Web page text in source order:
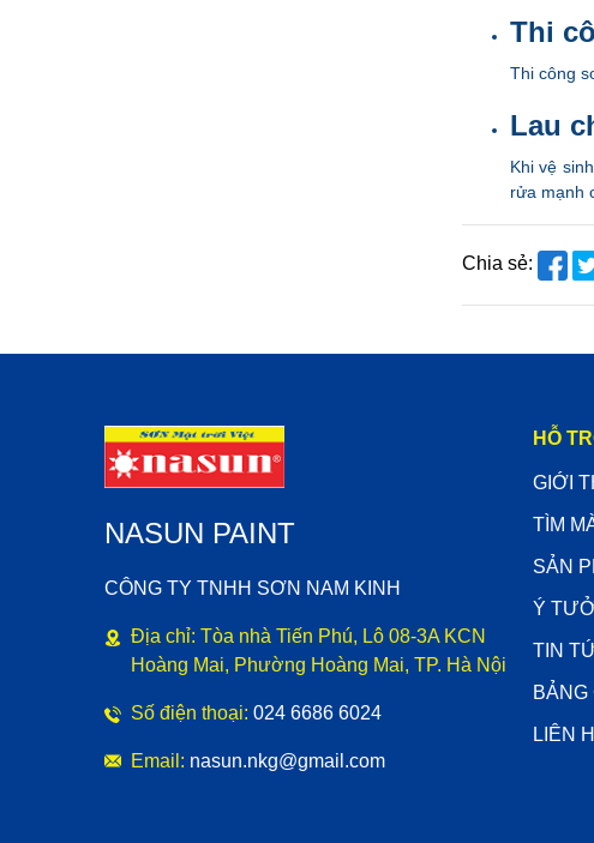
Thi
Thi công
Lau
Khi vệ
rửa mạnh
Chia sẻ:
NASUN PAINT
CÔNG TY TNHH SƠN NAM KINH
Địa chỉ: Tòa nhà Tiến Phú, Lô 08-3A KCN
Hoàng Mai, Phường Hoàng Mai, TP. Hà Nội
Số điện thoại: 024 6686 6024
Email: nasun.nkg@gmail.com
HỖ
GIỚI
TÌM
SẢN
Ý
TIN
BẢNG
LIÊN